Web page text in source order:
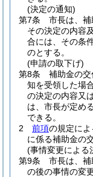
(決定の通知)
第7条
市長は、
その決定の内容
合には、その条
のとする。
(申請の取下げ)
第8条
補助金の交
知を受領した場
の決定の内容又
は、市長が定め
できる。
2
前項の規定に
に係る補助金の
(事情変更による
第9条
市長は、
の後の事情の変